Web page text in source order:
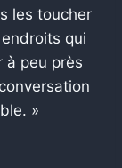
les toucher
qui
à peu près
»